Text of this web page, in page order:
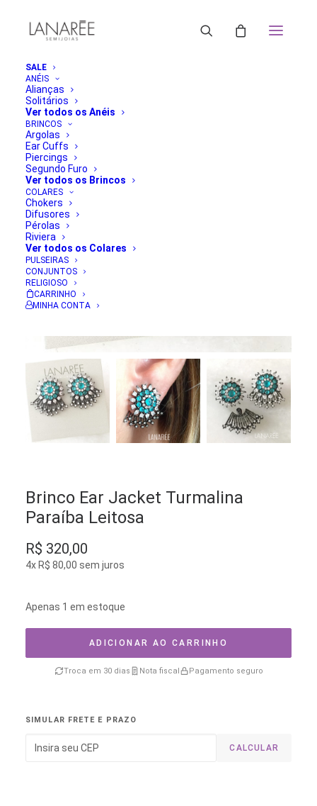
SALE
ANÉIS
Alianças
Solitários
Ver todos os Anéis
BRINCOS
Argolas
Ear Cuffs
Piercings
Segundo Furo
Ver todos os Brincos
COLARES
Chokers
Difusores
Pérolas
Riviera
Ver todos os Colares
PULSEIRAS
CONJUNTOS
RELIGIOSO
CARRINHO
MINHA CONTA
Brinco Ear Jacket Turmalina
Paraíba Leitosa
R$ 320,00
4x R$ 80,00 sem juros
Apenas 1 em estoque
ADICIONAR AO CARRINHO
Troca em 30 dias Nota fiscal Pagamento seguro
SIMULAR FRETE E PRAZO
CALCULAR